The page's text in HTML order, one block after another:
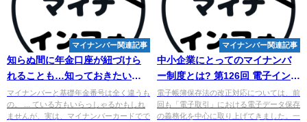
マイナンバー関連記事
知らぬ間に年金口座が紐づけら
れることも…知っておきたい
「マイナカードの落とし穴」
マイナンバーと基礎年金番号は全く違うも
の。 ... ている方もいらっしゃるかもしれ
ませんが、実は、マイナンバーカードでで
マイナンバー関連記事
中小企業にとってのマイナンバ
ー制度とは? 第126回 電子インボ
イスと電子帳簿保存法（2021年
12 ...
電子帳簿保存法の改正対応については、前
回も「電子取引」における電子データ保存
の義務化を中心に取り上げてきました。一